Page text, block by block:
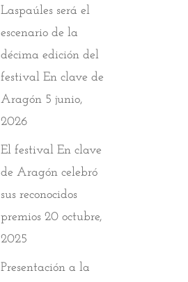
Laspaúles será el
escenario de la
décima edición del
festival En clave de
Aragón 5 junio,
2026
El festival En clave
de Aragón celebró
sus reconocidos
premios 20 octubre,
2025
Presentación a la